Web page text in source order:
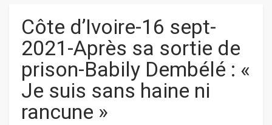
Côte d’Ivoire-16 sept-
2021-Après sa sortie de
prison-Babily Dembélé : «
Je suis sans haine ni
rancune »